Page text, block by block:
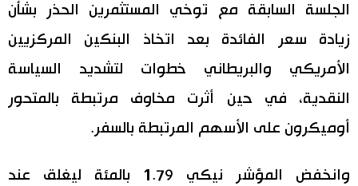
مجتمع
ثقافة
لايف ستايل
الجلسة السابقة مع توخي المستثمرين الحذر بشأن
زيادة سعر الفائدة بعد اتخاذ البنكين المركزيين
الأمريكي والبريطاني خطوات لتشديد السياسة
النقدية، في حين أثرت مخاوف مرتبطة بالمتحور
أوميكرون على الأسهم المرتبطة بالسفر.
وانخفض المؤشر نيكي 1.79 بالمئة ليغلق عند